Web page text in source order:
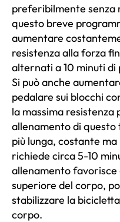
preferibilmente
questo breve
aumentare
resistenza alla forza
alternati a 10 minuti di
Si può anche
pedalare sui blocchi
la massima resistenza
allenamento di questo
più lunga, costante
richiede circa 5-10
allenamento
superiore del corpo,
stabilizzare la
corpo.